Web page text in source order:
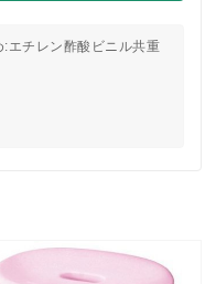
チレン酢酸ビニル共重